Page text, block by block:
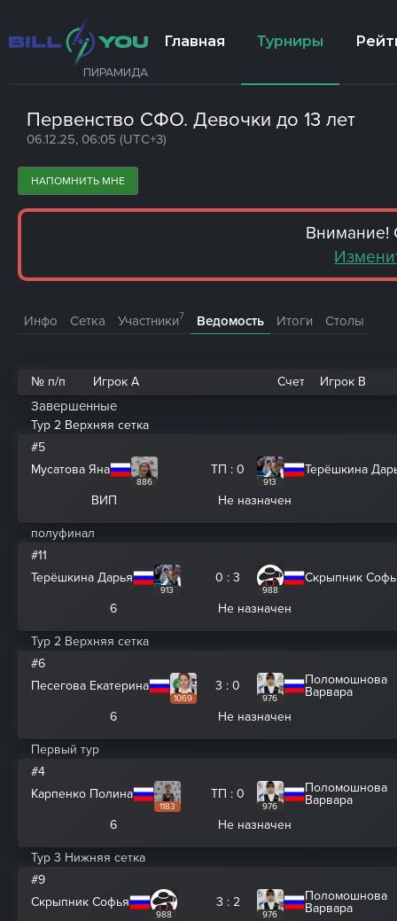
ПИРАМИДА
Главная Турниры
Первенство СФО. Девочки до 13 лет
06.12.25, 06:05 (UTC+3)
НАПОМНИТЬ МНЕ
Внимание!
Инфо Сетка Участники7 Ведомость Итоги Столы
№ п/п Игрок A Счет Игрок B
Завершенные
Тур 2 Верхняя сетка
#5
Мусатова Яна
886
ТП : 0
913
Терёшкина
ВИП Не назначен
полуфинал
#11
Терёшкина Дарья
913
0 : 3
988
Скрыпник
6 Не назначен
Тур 2 Верхняя сетка
#6
Песегова Екатерина
1069
3 : 0
976
Поломошнова
Варвара
6
Не назначен
Первый тур
#4
Карпенко Полина
1183
ТП : 0
976
Поломошнова
Варвара
6
Не назначен
Тур 3 Нижняя сетка
#9
Скрыпник Софья
988
3 : 2
976
Поломошнова
Варвара